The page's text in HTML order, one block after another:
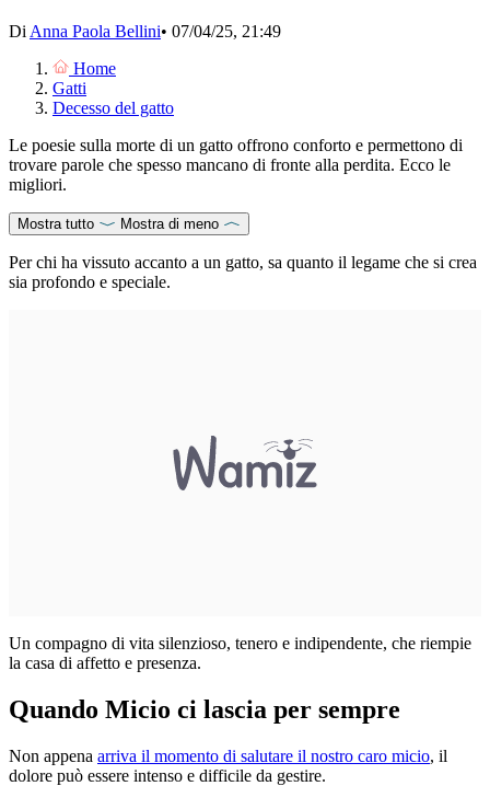
Di Anna Paola Bellini• 07/04/25, 21:49
Home
Gatti
Decesso del gatto
Le poesie sulla morte di un gatto offrono conforto e permettono di
trovare parole che spesso mancano di fronte alla perdita. Ecco le
migliori.
Mostra tutto Mostra di meno
Per chi ha vissuto accanto a un gatto, sa quanto il legame che si crea
sia profondo e speciale.
Un compagno di vita silenzioso, tenero e indipendente, che riempie
la casa di affetto e presenza.
Quando Micio ci lascia per sempre
Non appena arriva il momento di salutare il nostro caro micio, il
dolore può essere intenso e difficile da gestire.